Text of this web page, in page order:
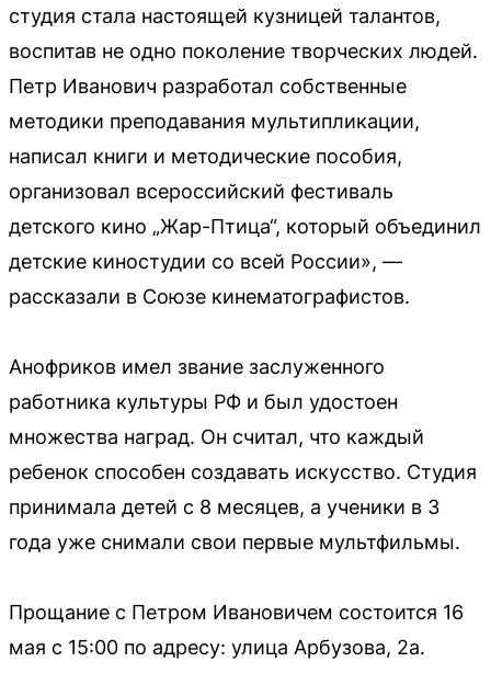
студия стала настоящей кузницей талантов,
воспитав не одно поколение творческих людей.
Петр Иванович разработал собственные
методики преподавания мультипликации,
написал книги и методические пособия,
организовал всероссийский фестиваль
детского кино „Жар-Птица“, который объединил
детские киностудии со всей России», —
рассказали в Союзе кинематографистов.
Анофриков имел звание заслуженного
работника культуры РФ и был удостоен
множества наград. Он считал, что каждый
ребенок способен создавать искусство. Студия
принимала детей с 8 месяцев, а ученики в 3
года уже снимали свои первые мультфильмы.
Прощание с Петром Ивановичем состоится 16
мая с 15:00 по адресу: улица Арбузова, 2а.